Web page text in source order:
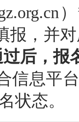
报，并
后，报
信息平
状态。